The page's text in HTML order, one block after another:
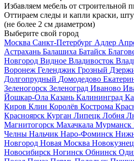
Избавляем мебель от строительной
Оттираем следы и капли краски,
(не более 2 см диаметром)
Выберите свой город
Москва Санкт-Петербург Адлер
Астрахань Балашиха Батайск
Новгород Видное Владивосток
Воронеж Геленджик Грозный
Долгопрудный Домодедово
Зеленогорск Зеленоград Иваново
Йошкар-Ола Казань Калининград
Киров Клин Королёв Кострома
Красноярск Курган Липецк Лобня
Магнитогорск Махачкала Мурманск
Челны Нальчик Наро-Фоминск
Новгород Новая Москва
Новосибирск Ногинск Обнинск